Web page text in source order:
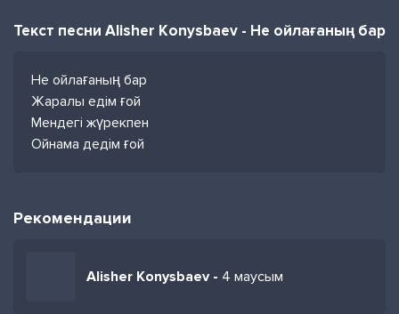
Текст песни Alisher Konysbaev - Не ойлағаның бар
Не ойлағаның бар
Жаралы едім ғой
Мендегі жүрекпен
Ойнама дедім ғой
Рекомендации
Alisher Konysbaev - 4 маусым